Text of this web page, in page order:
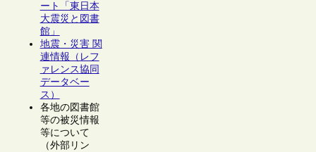
ート「東日本
大震災と図書
館」
地震・災害 関
連情報（レフ
ァレンス協同
データベー
ス）
各地の図書館
等の被災情報
等について
（外部リン